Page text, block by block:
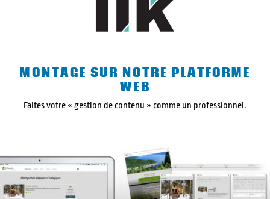
MONTAGE SUR NOTRE PLATFORME
WEB
Faites votre « gestion de contenu » comme un professionnel.